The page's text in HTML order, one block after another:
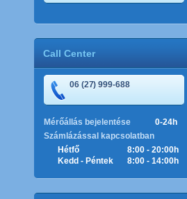
Call Center
06 (27) 999-688
Mérőállás bejelentése
0-24h
Számlázással kapcsolatban
Hétfő
Kedd - Péntek
8:00 - 20:00h
8:00 - 14:00h